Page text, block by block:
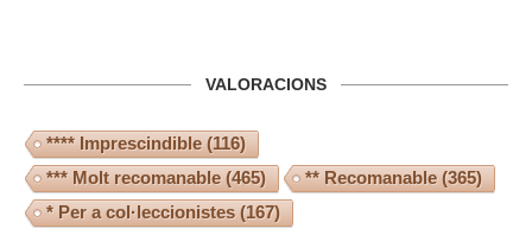
VALORACIONS
**** Imprescindible(116)
*** Molt recomanable(465) ** Recomanable(365)
* Per a col·leccionistes (167)